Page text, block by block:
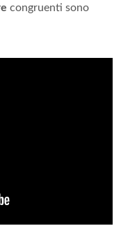
congruenti sono